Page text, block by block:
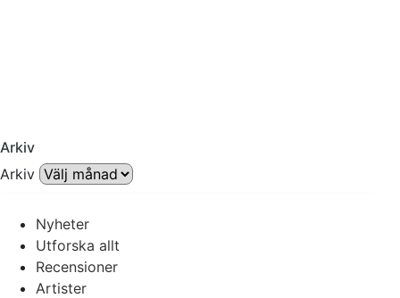
Arkiv
Arkiv
Nyheter
Utforska allt
Recensioner
Artister